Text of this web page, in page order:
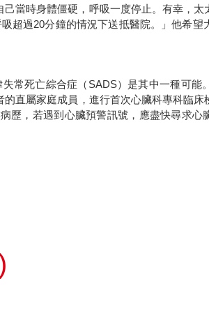
當時身體僵硬，呼吸一度停止。有幸，
超過20分鐘的情況下送抵醫院。」他希望
常死亡綜合症（ SADS）是其中一種可能
直屬家庭成員，進行首次心臟科專科臨床
歷，若遇到心臟預警訊號，應盡快尋求心